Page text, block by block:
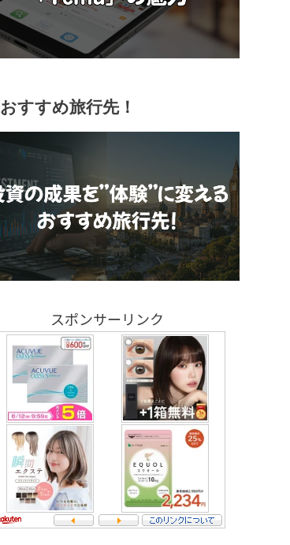
おすすめ旅行先！
スポンサーリンク